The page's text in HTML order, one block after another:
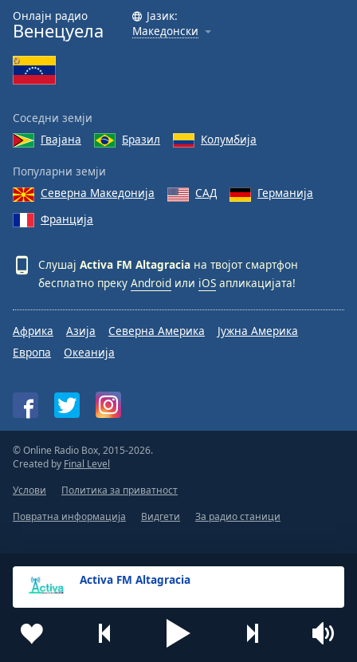
Reset
Done
Close
Modal
End
dialog
window.
Activa FM Altagracia
Онлајн радио
Венецуела
Јазик:
Македонски
Соседни земји
Гвајана
Бразил Колумбија
Популарни земји
Северна Македонија
САД
Германија
Франција
Слушај Activa FM Altagracia на твојот смартфон
бесплатно преку Android или iOS апликацијата!
Африка Азија Северна Америка
Јужна Америка
Европа
Океанија
© Online Radio Box, 2015-2026.
Created by Final Level
Услови
Политика за приватност
Повратна информација
Видгети За радио станици